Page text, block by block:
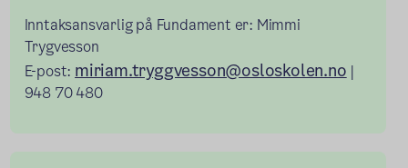
Inntaksansvarlig på Fundament er: Mimmi
Trygvesson
E-post: miriam.tryggvesson@osloskolen.no |
948 70 480